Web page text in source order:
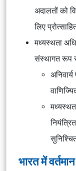
अदालतों को
लिए
मध्यस्थता
संस्थागत रूप
भारत में